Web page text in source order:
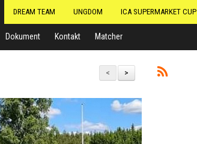
DREAM TEAM UNGDOM ICA SUPERMARKET CUP
Dokument Kontakt Matcher
>
<